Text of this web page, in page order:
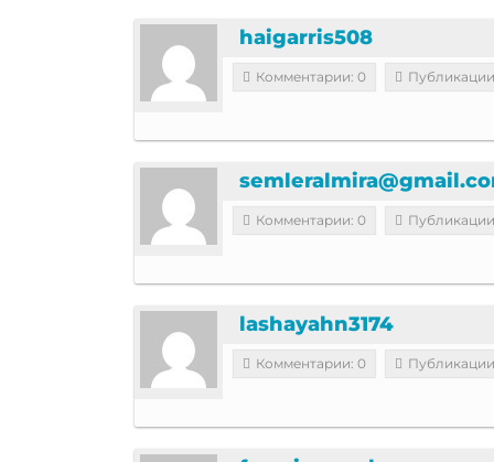
haigarris508
Комментарии: 0
Комментарии: 0
lashayahn3174
Комментарии: 0